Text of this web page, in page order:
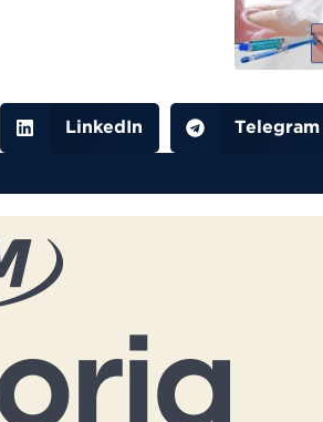
LinkedIn Telegram